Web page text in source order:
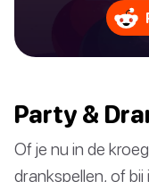
Party &
Of je nu in de
drankspellen, of